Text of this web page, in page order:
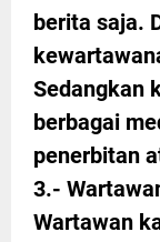
berita saja.
Sedangkan
berbagai
penerbitan
3.-
Wartawan